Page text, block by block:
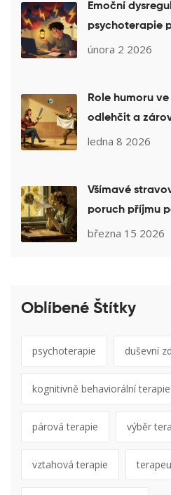
Emoční
psychoterapie
února 2 2026
Role humoru
odlehčit a
hloubky
ledna 8 2026
Všímavé
poruch příjmu
obnovit vztah k
března 15 2026
Oblíbené Štítky
psychoterapie duševní
kognitivně behaviorální terapie
párová terapie výběr
vztahová terapie